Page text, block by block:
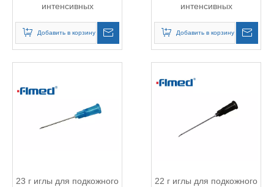
интенсивных
мм) оранжевая (25 г х 5/8
"дюйм)
Добавить в корзину
интенсивных
мм х 30 мм) синий (23G x
1, 1/4 "дюйм)
Добавить в корзину
23 г иглы для подкожного
22 г иглы для подкожного